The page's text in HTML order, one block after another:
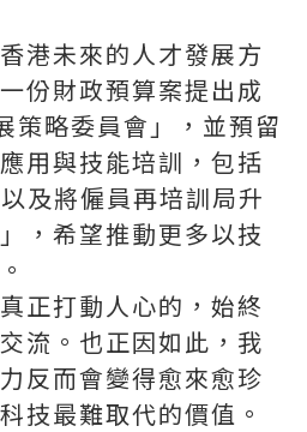
港未來的人才發展方
份財政預算案提出成
策略委員會」，並預留
用與技能培訓，包括
及將僱員再培訓局升
，希望推動更多以技
正打動人心的，始終
流。也正因如此，我
反而會變得愈來愈珍
技最難取代的價值。